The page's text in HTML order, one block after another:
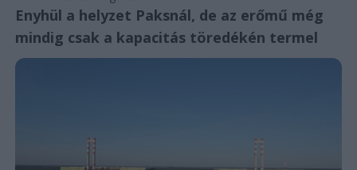
Enyhül a helyzet Paksnál, de az erőmű még
mindig csak a kapacitás töredékén termel